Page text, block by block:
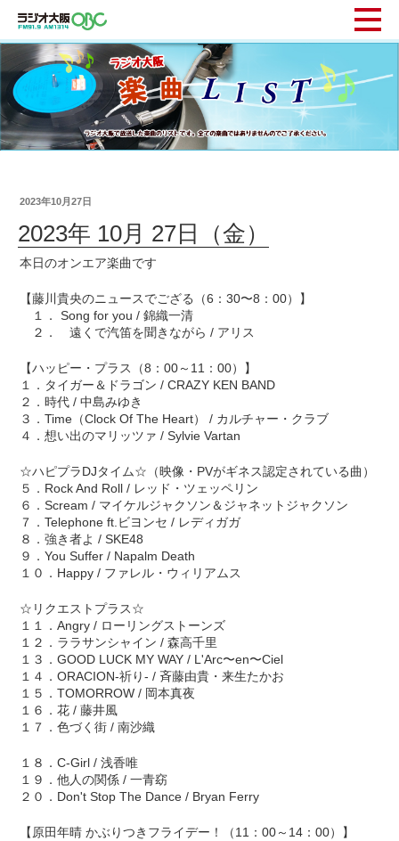
2023年10月27日
2023年 10月 27日（金）
本日のオンエア楽曲です
【藤川貴央のニュースでござる（6：30〜8：00）】
１． Song for you / 錦織一清
２． 遠くで汽笛を聞きながら / アリス
【ハッピー・プラス（8：00～11：00）】
１．タイガー＆ドラゴン / CRAZY KEN BAND
２．時代 / 中島みゆき
３．Time（Clock Of The Heart） / カルチャー・クラブ
４．想い出のマリッツァ / Sylvie Vartan
☆ハピプラDJタイム☆（映像・PVがギネス認定されている曲）
５．Rock And Roll / レッド・ツェッペリン
６．Scream / マイケルジャクソン＆ジャネットジャクソン
７．Telephone ft.ビヨンセ / レディガガ
８．強き者よ / SKE48
９．You Suffer / Napalm Death
１０．Happy / ファレル・ウィリアムス
☆リクエストプラス☆
１１．Angry / ローリングストーンズ
１２．ララサンシャイン / 森高千里
１３．GOOD LUCK MY WAY / L'Arc〜en〜Ciel
１４．ORACION-祈り- / 斉藤由貴・来生たかお
１５．TOMORROW / 岡本真夜
１６．花 / 藤井風
１７．色づく街 / 南沙織
１８．C-Girl / 浅香唯
１９．他人の関係 / 一青窈
２０．Don't Stop The Dance / Bryan Ferry
【原田年晴 かぶりつきフライデー！（11：00～14：00）】